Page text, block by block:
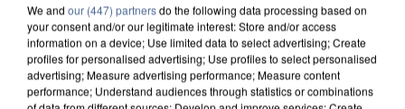
We and our (447) partnersdo the following data processing based on
your consent and/or our legitimate interest: Store and/or access
information on a device; Use limited data to select advertising; Create
profiles for personalised advertising; Use profiles to select personalised
advertising; Measure advertising performance; Measure content
performance; Understand audiences through statistics or combinations